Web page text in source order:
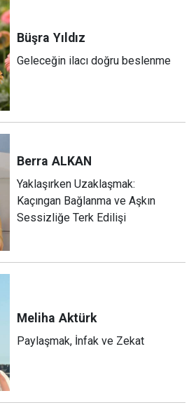
Büşra Yıldız
Geleceğin ilacı doğru beslenme
Berra ALKAN
Yaklaşırken Uzaklaşmak:
Kaçıngan Bağlanma ve Aşkın
Sessizliğe Terk Edilişi
Meliha Aktürk
Paylaşmak, İnfak ve Zekat